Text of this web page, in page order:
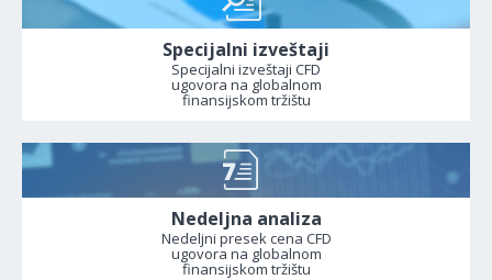
Specijalni izveštaji
Specijalni izveštaji CFD
ugovora na globalnom
finansijskom tržištu
Nedeljna analiza
Nedeljni presek cena CFD
ugovora na globalnom
finansijskom tržištu